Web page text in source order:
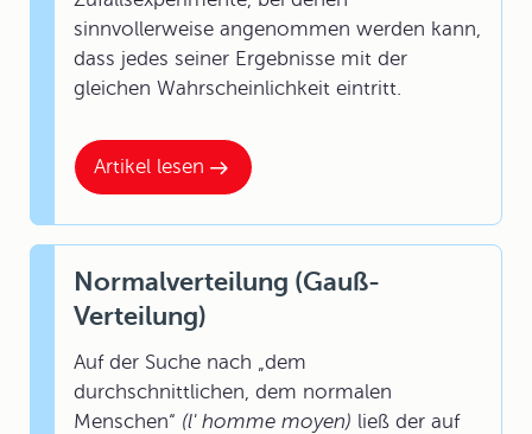
Artikel lesen
sinnvollerweise angenommen werden kann,
dass jedes seiner Ergebnisse mit der
gleichen Wahrscheinlichkeit eintritt.
Normalverteilung (Gauß-
Verteilung)
Auf der Suche nach „dem
durchschnittlichen, dem normalen
Menschen“ (l' homme moyen) ließ der auf